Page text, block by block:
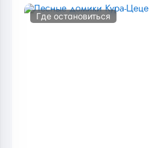
Где остановиться